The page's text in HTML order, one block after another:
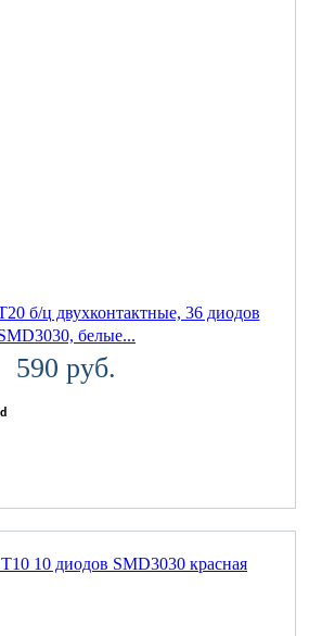
б/ц двухконтактные, 36 диодов
белые...
590 руб.